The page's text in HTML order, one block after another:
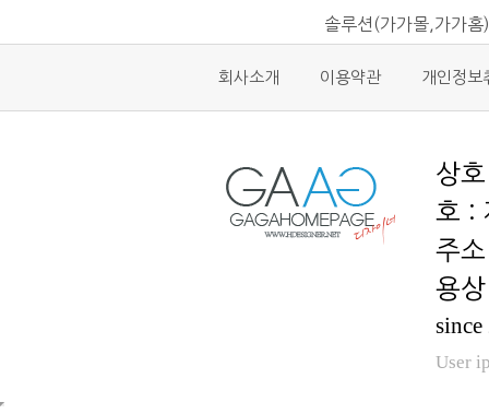
솔루션(가가몰,가가
회사소개 이용약관 개인정보
호 :
용
User